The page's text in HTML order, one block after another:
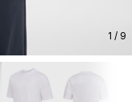
1 / 9